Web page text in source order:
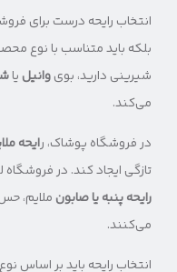
انتخاب رایحه درست برای
بلکه باید متناسب با نوع
شیرینی دارید، بویوانیلیا
می‌کند.
در فروشگاه پوشاک، رایحه
تازگی ایجاد کند. در فروشگاه
رایحه پنبه یا صابونملایم، حس
می‌کنند.
انتخاب رایحه باید بر اساس